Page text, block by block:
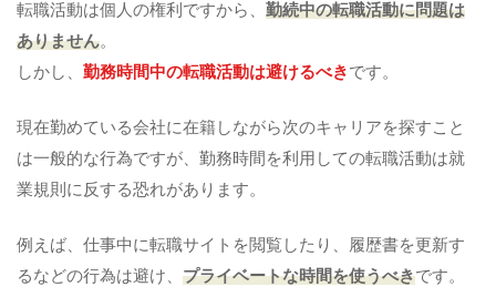
転職活動は個人の権利ですから、 勤続中の転職活動に問題は
ありません。
しかし、 勤務時間中の転職活動は避けるべきです。
現在勤めている会社に在籍しながら次のキャリアを探すこと
は一般的な行為ですが、勤務時間を利用しての転職活動は就
業規則に反する恐れがあります。
例えば、仕事中に転職サイトを閲覧したり、履歴書を更新す
るなどの行為は避け、 プライベートな時間を使うべきです。